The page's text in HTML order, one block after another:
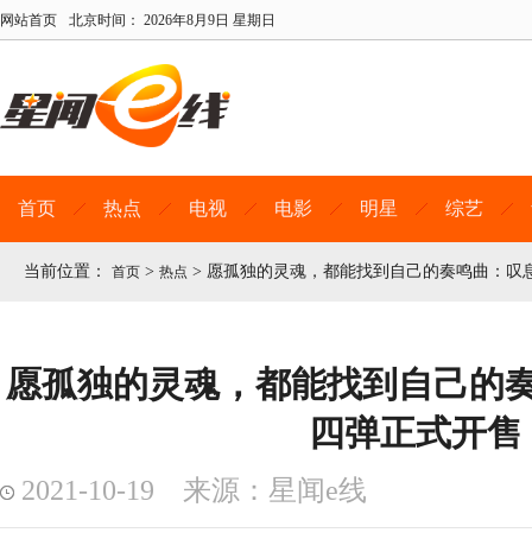
网站首页 北京时间： 2026年8月9日 星期日
首页 热点 电视 电影 明星 综艺
当前位置： 首页 > 热点 > 愿孤独的灵魂，都能找到自己的奏鸣曲：叹
愿孤独的灵魂，都能找到自己的
四弹正式开售
2021-10-19 来源：星闻e线